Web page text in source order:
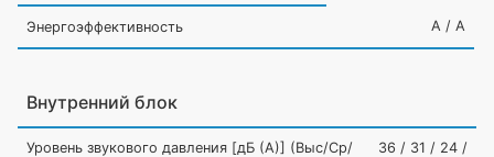
Энергоэффективность A / A
Внутренний блок
Уровень звукового давления [дБ (А)] (Выс/Ср/
36 / 31 / 24 /